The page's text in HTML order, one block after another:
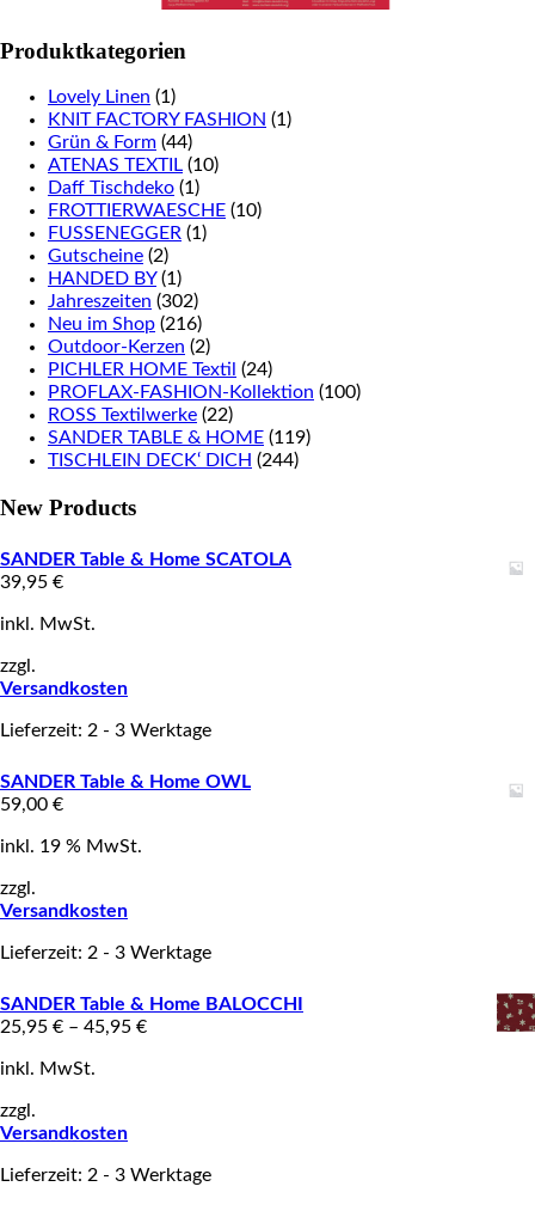
Produktkategorien
Lovely Linen (1)
KNIT FACTORY FASHION (1)
Grün & Form (44)
ATENAS TEXTIL (10)
Daff Tischdeko (1)
FROTTIERWAESCHE (10)
FUSSENEGGER (1)
Gutscheine (2)
HANDED BY (1)
Jahreszeiten (302)
Neu im Shop (216)
Outdoor-Kerzen (2)
PICHLER HOME Textil (24)
PROFLAX-FASHION-Kollektion (100)
ROSS Textilwerke (22)
SANDER TABLE & HOME (119)
TISCHLEIN DECK‘ DICH (244)
New Products
SANDER Table & Home SCATOLA
39,95 €
inkl. MwSt.
zzgl.
Versandkosten
Lieferzeit: 2 - 3 Werktage
SANDER Table & Home OWL
59,00 €
inkl. 19 % MwSt.
zzgl.
Versandkosten
Lieferzeit: 2 - 3 Werktage
SANDER Table & Home BALOCCHI
25,95 € – 45,95 €
inkl. MwSt.
zzgl.
Versandkosten
Lieferzeit: 2 - 3 Werktage